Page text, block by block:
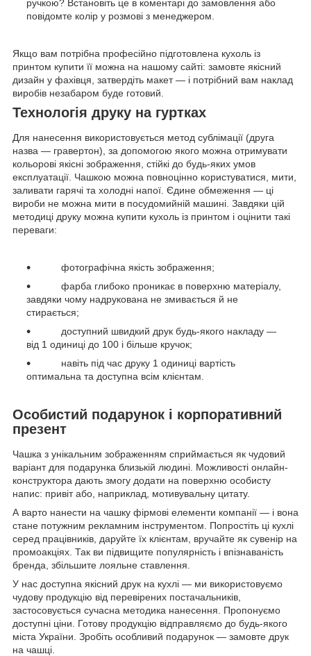
ручкою? Встановіть це в коментарі до замовлення або
повідомте колір у розмові з менеджером.
Якщо вам потрібна професійно підготовлена кухоль із
принтом купити її можна на нашому сайті: замовте якісний
дизайн у фахівця, затвердіть макет — і потрібний вам наклад
виробів незабаром буде готовий.
Технологія друку на гуртках
Для нанесення використовується метод сублімації (друга
назва — гравертон), за допомогою якого можна отримувати
кольорові якісні зображення, стійкі до будь-яких умов
експлуатації. Чашкою можна повноцінно користуватися, мити,
заливати гарячі та холодні напої. Єдине обмеження — ці
вироби не можна мити в посудомийній машині. Завдяки цій
методиці друку можна купити кухоль із принтом і оцінити такі
переваги:
фотографічна якість зображення;
фарба глибоко проникає в поверхню матеріалу,
завдяки чому надрукована не змивається й не
стирається;
доступний швидкий друк будь-якого накладу —
від 1 одиниці до 100 і більше кручок;
навіть під час друку 1 одиниці вартість
оптимальна та доступна всім клієнтам.
Особистий подарунок і корпоративний
презент
Чашка з унікальним зображенням сприймається як чудовий
варіант для подарунка близькій людині. Можливості онлайн-
конструктора дають змогу додати на поверхню особисту
напис: привіт або, наприклад, мотивувальну цитату.
А варто нанести на чашку фірмові елементи компанії — і вона
стане потужним рекламним інструментом. Попростіть ці кухлі
серед працівників, даруйте їх клієнтам, вручайте як сувенір на
промоакціях. Так ви підвищите популярність і впізнаваність
бренда, збільшите лояльне ставлення.
У нас доступна якісний друк на кухлі — ми використовуємо
чудову продукцію від перевірених постачальників,
застосовується сучасна методика нанесення. Пропонуємо
доступні ціни. Готову продукцію відправляємо до будь-якого
міста України. Зробіть особливий подарунок — замовте друк
на чашці.